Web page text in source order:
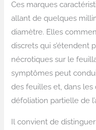
Ces marques
allant de quelques
diamètre. Elles
discrets qui s’étendent
nécrotiques sur le
symptômes peut
des feuilles et, dans les
défoliation partielle de
Il convient de